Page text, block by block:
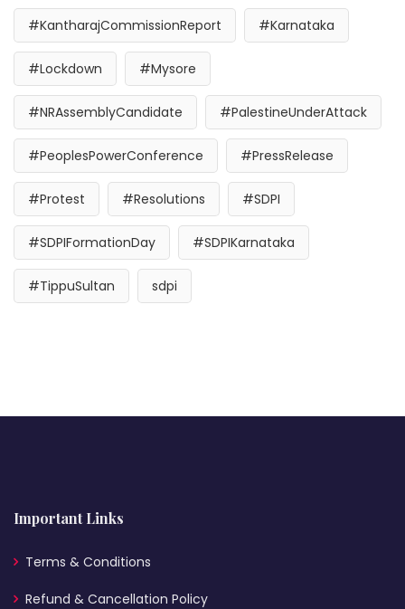
#KantharajCommissionReport #Karnataka
#Lockdown #Mysore
#NRAssemblyCandidate #PalestineUnderAttack
#PeoplesPowerConference #PressRelease
#Protest #Resolutions #SDPI
#SDPIFormationDay #SDPIKarnataka
#TippuSultan sdpi
Important Links
Terms & Conditions
Refund & Cancellation Policy